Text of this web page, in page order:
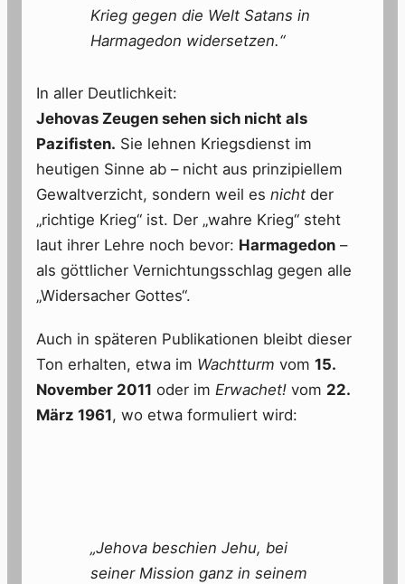
Krieg gegen die Welt Satans in
Harmagedon widersetzen.“
In aller Deutlichkeit:
Jehovas Zeugen sehen sich nicht als
Pazifisten. Sie lehnen Kriegsdienst im
heutigen Sinne ab – nicht aus prinzipiellem
Gewaltverzicht, sondern weil es nicht der
„richtige Krieg“ ist. Der „wahre Krieg“ steht
laut ihrer Lehre noch bevor: Harmagedon –
als göttlicher Vernichtungsschlag gegen alle
„Widersacher Gottes“.
Auch in späteren Publikationen bleibt dieser
Ton erhalten, etwa im Wachtturm vom 15.
November 2011 oder im Erwachet! vom 22.
März 1961, wo etwa formuliert wird:
„Jehova beschien Jehu, bei
seiner Mission ganz in seinem